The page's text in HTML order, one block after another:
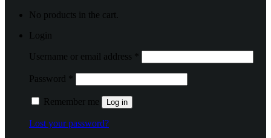
No products in the cart.
Login
Username or email address
Password
Remember me Log in
Lost your password?